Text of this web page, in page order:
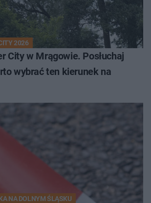
2026
City w Mrągowie. Posłuchaj
wybrać ten kierunek na
NA DOLNYM ŚLĄSKU